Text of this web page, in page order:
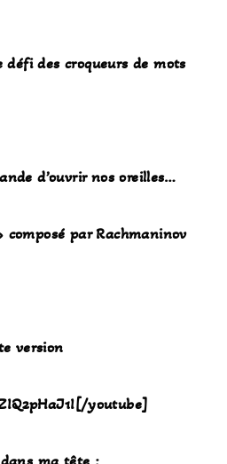
des croqueurs de mots
d’ouvrir nos oreilles…
composé par Rachmaninov
version
youtube]